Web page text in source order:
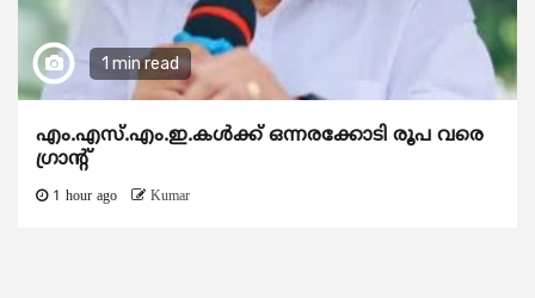
1 min read
എം.എസ്.എം.ഇ.കൾക്ക് ഒന്നരക്കോടി രൂപ വരെ
ഗ്രാന്റ്
1 hour ago Kumar